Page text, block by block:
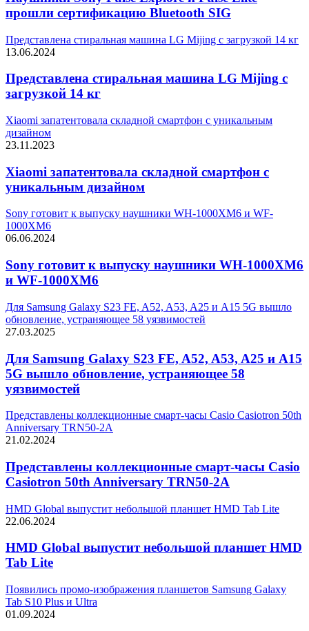
прошли сертификацию Bluetooth SIG
Представлена стиральная машина LG Mijing с загрузкой 14 кг
13.06.2024
Представлена стиральная машина LG Mijing с
загрузкой 14 кг
Xiaomi запатентовала складной смартфон с уникальным
дизайном
23.11.2023
Xiaomi запатентовала складной смартфон с
уникальным дизайном
Sony готовит к выпуску наушники WH-1000XM6 и WF-
1000XM6
06.06.2024
Sony готовит к выпуску наушники WH-1000XM6
и WF-1000XM6
Для Samsung Galaxy S23 FE, A52, A53, A25 и A15 5G вышло
обновление, устраняющее 58 уязвимостей
27.03.2025
Для Samsung Galaxy S23 FE, A52, A53, A25 и A15
5G вышло обновление, устраняющее 58
уязвимостей
Представлены коллекционные смарт-часы Casio Casiotron 50th
Anniversary TRN50-2A
21.02.2024
Представлены коллекционные смарт-часы Casio
Casiotron 50th Anniversary TRN50-2A
HMD Global выпустит небольшой планшет HMD Tab Lite
22.06.2024
HMD Global выпустит небольшой планшет HMD
Tab Lite
Появились промо-изображения планшетов Samsung Galaxy
Tab S10 Plus и Ultra
01.09.2024